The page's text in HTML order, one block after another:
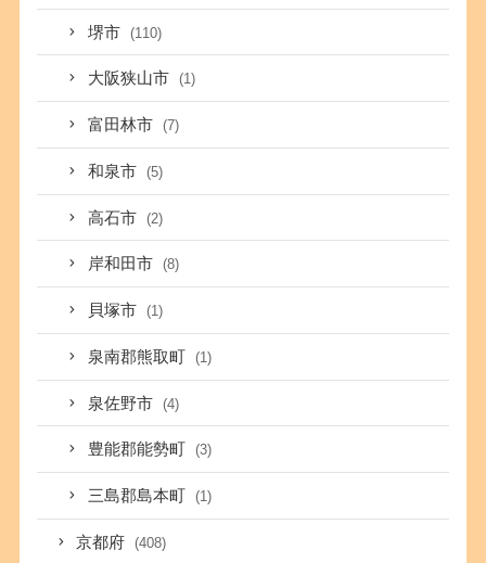
堺市 (110)
大阪狭山市 (1)
富田林市 (7)
和泉市 (5)
高石市 (2)
岸和田市 (8)
貝塚市 (1)
泉南郡熊取町 (1)
泉佐野市 (4)
豊能郡能勢町 (3)
三島郡島本町 (1)
京都府 (408)